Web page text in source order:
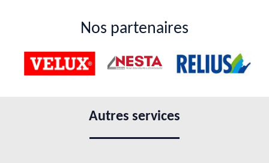
Nos partenaires
Autres services